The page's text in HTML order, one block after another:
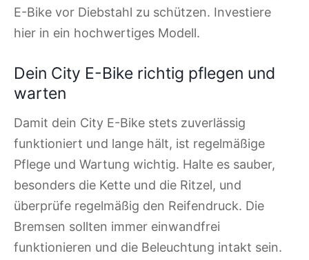
E-Bike vor Diebstahl zu schützen. Investiere
hier in ein hochwertiges Modell.
Dein City E-Bike richtig pflegen und
warten
Damit dein City E-Bike stets zuverlässig
funktioniert und lange hält, ist regelmäßige
Pflege und Wartung wichtig. Halte es sauber,
besonders die Kette und die Ritzel, und
überprüfe regelmäßig den Reifendruck. Die
Bremsen sollten immer einwandfrei
funktionieren und die Beleuchtung intakt sein.